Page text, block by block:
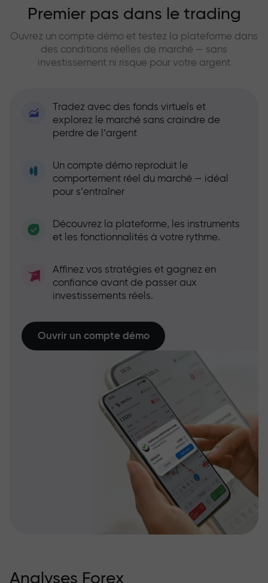
Premier pas dans le trading
Ouvrez un compte démo et testez la plateforme dans
des conditions réelles de marché — sans
investissement ni risque pour votre argent
Tradez avec des fonds virtuels et
explorez le marché sans craindre de
perdre de l’argent
Un compte démo reproduit le
comportement réel du marché — idéal
pour s’entraîner
Découvrez la plateforme, les instruments
et les fonctionnalités à votre rythme.
Affinez vos stratégies et gagnez en
confiance avant de passer aux
investissements réels.
Ouvrir un compte démo
Analyses Forex